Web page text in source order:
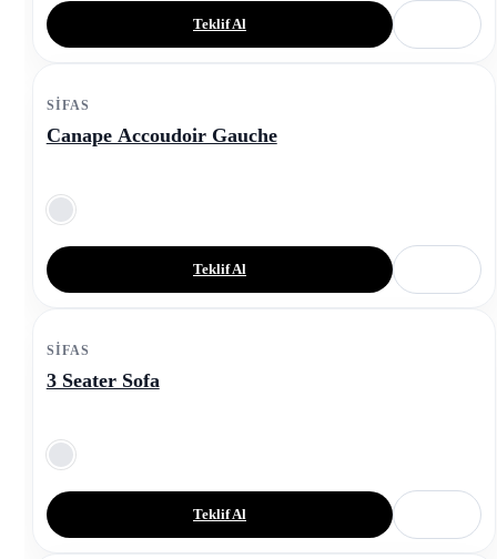
Teklif Al
SIFAS
Canape Accoudoir Gauche
Teklif Al
SIFAS
3 Seater Sofa
Teklif Al